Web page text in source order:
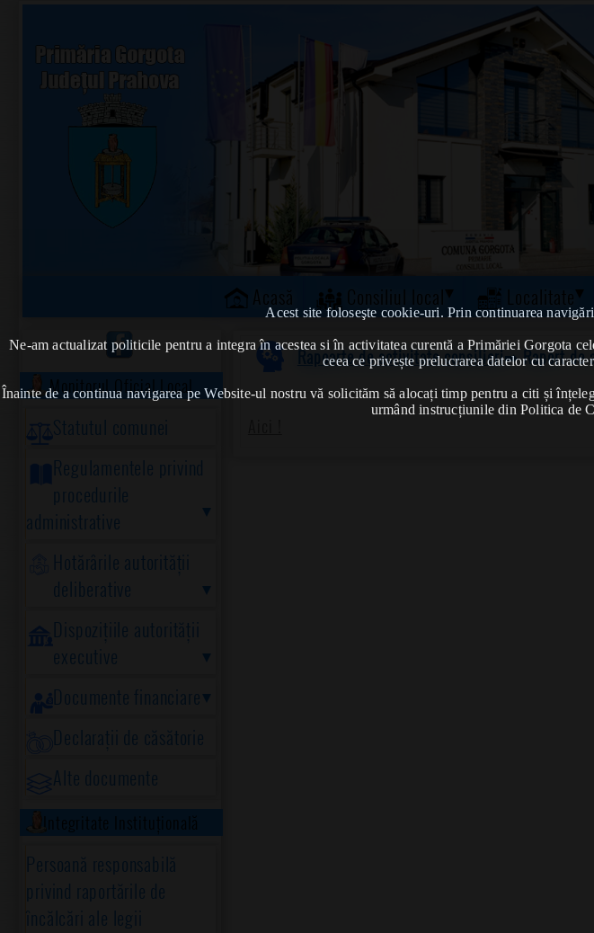
Acest site foloseşte cookie-uri. Prin continuarea
Ne-am actualizat politicile pentru a integra în acestea si în activitatea curentă a Primăriei Gorgota
ceea ce privește prelucrarea datelor cu
Înainte de a continua navigarea pe Website-ul nostru vă solicităm să alocați timp pentru a citi și
urmând instrucțiunile din Politica de
Acasă Consiliul local Localitate
Monitorul Oficial Local
Statutul comunei
Regulamentele privind
procedurile
administrative
Hotărârile autorității
deliberative
Dispozițiile autorității
executive
Documente financiare
Declarații de căsătorie
Alte documente
Integritate Instituțională
Persoană responsabilă
privind raportările de
încălcări ale legii
Rapoarte de activitate consilieri➠ Raport de